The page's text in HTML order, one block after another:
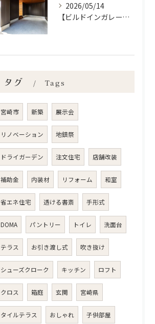
2026/05/14
【ビルドインガレージの魅力】宮崎市で新築•リノベーション| mikiデザインハウス
タグ Tags
宮崎市 新築 展示会
リノベーション 地鎮祭
ドライガーデン 注文住宅 店舗改装
補助金 内装材 リフォーム 和室
省エネ住宅 透ける書斎 手形式
DOMA パントリー トイレ 洗面台
テラス お引き渡し式 吹き抜け
シューズクローク キッチン ロフト
クロス 箱庭 玄関 宮崎県
タイルテラス おしゃれ 子供部屋